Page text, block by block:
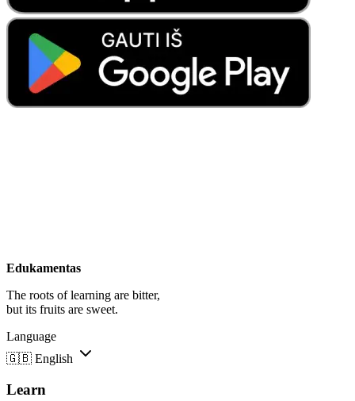
Edukamentas
The roots of learning are bitter,
but its fruits are sweet.
Language
🇬🇧 English
Learn